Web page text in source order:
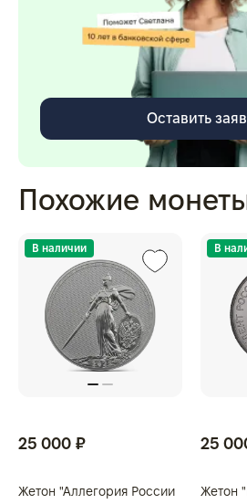
Оставить
Похожие
В наличии
25 000 ₽
Жетон "Аллегория России
В
25
Жетон